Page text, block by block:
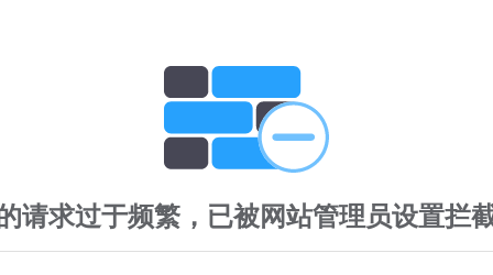
请求过于频繁，已被网站管理员设置拦